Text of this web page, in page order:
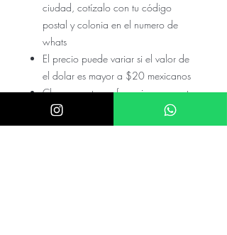
ciudad, cotízalo con tu código
postal y colonia en el numero de
whats
El precio puede variar si el valor de
el dolar es mayor a $20 mexicanos
Checa nuestras referencias en nuestro
instagram @akira.mayoreo o
@Donatela.rentas